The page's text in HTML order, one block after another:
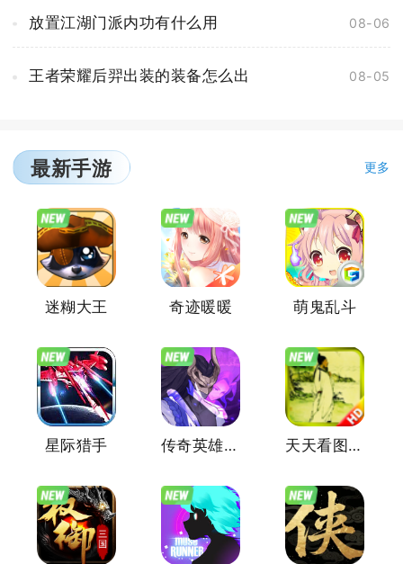
放置江湖门派内功有什么用 08-06
王者荣耀后羿出装的装备怎么出 08-05
最新手游 更多
迷糊大王 奇迹暖暖 萌鬼乱斗
星际猎手 传奇英雄酷跑 天天看图猜成语